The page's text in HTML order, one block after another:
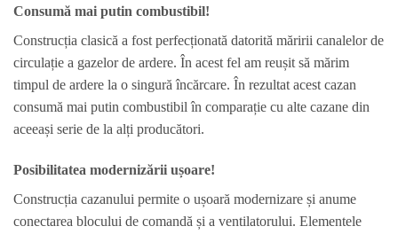
Consumă mai putin combustibil!
Construcția clasică a fost perfecționată datorită măririi canalelor de
circulație a gazelor de ardere. În acest fel am reușit să mărim
timpul de ardere la o singură încărcare. În rezultat acest cazan
consumă mai putin combustibil în comparație cu alte cazane din
aceeași serie de la alți producători.
Posibilitatea modernizării ușoare!
Construcția cazanului permite o ușoară modernizare și anume
conectarea blocului de comandă și a ventilatorului. Elementele